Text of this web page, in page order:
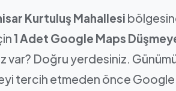
Kurtuluş Mahallesi
1 Adet Google Maps
var? Doğru yerdesiniz.
tercih etmeden önce